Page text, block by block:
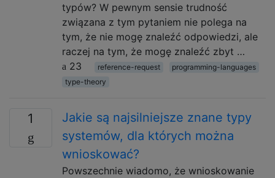
typów? W pewnym sensie trudność
związana z tym pytaniem nie polega na
tym, że nie mogę znaleźć odpowiedzi, ale
raczej na tym, że mogę znaleźć zbyt …
23
reference-request
programming-languages
type-theory
1
Jakie są najsilniejsze znane typy
systemów, dla których można
wnioskować?
Powszechnie wiadomo, że wnioskowanie